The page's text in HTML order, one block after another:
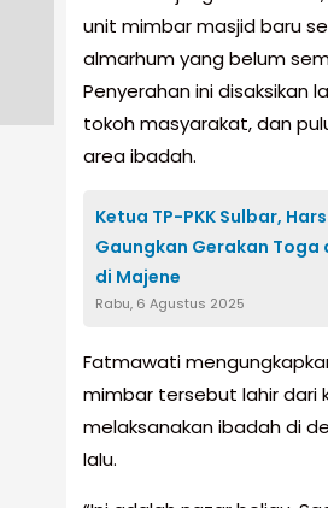
unit mimbar masjid baru
almarhum yang belum
Penyerahan ini disaksikan
tokoh masyarakat, dan
area ibadah.
Ketua TP-PKK Sulbar,
Gaungkan Gerakan Toga
di Majene
Rabu, 6 Agustus 2025
Fatmawati
mimbar tersebut lahir dari
melaksanakan ibadah di
lalu.